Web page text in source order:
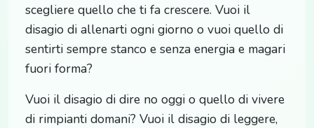
scegliere quello che ti fa crescere. Vuoi il
disagio di allenarti ogni giorno o vuoi quello di
sentirti sempre stanco e senza energia e magari
fuori forma?
Vuoi il disagio di dire no oggi o quello di vivere
di rimpianti domani? Vuoi il disagio di leggere,